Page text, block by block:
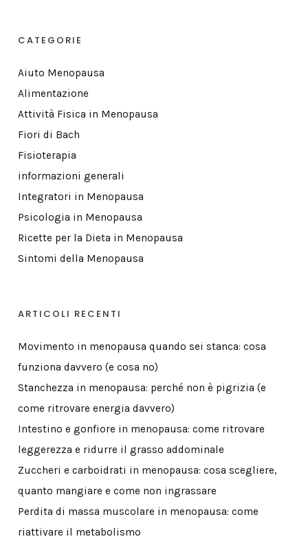
CATEGORIE
Aiuto Menopausa
Alimentazione
Attività Fisica in Menopausa
Fiori di Bach
Fisioterapia
informazioni generali
Integratori in Menopausa
Psicologia in Menopausa
Ricette per la Dieta in Menopausa
Sintomi della Menopausa
ARTICOLI RECENTI
Movimento in menopausa quando sei stanca: cosa
funziona davvero (e cosa no)
Stanchezza in menopausa: perché non è pigrizia (e
come ritrovare energia davvero)
Intestino e gonfiore in menopausa: come ritrovare
leggerezza e ridurre il grasso addominale
Zuccheri e carboidrati in menopausa: cosa scegliere,
quanto mangiare e come non ingrassare
Perdita di massa muscolare in menopausa: come
riattivare il metabolismo